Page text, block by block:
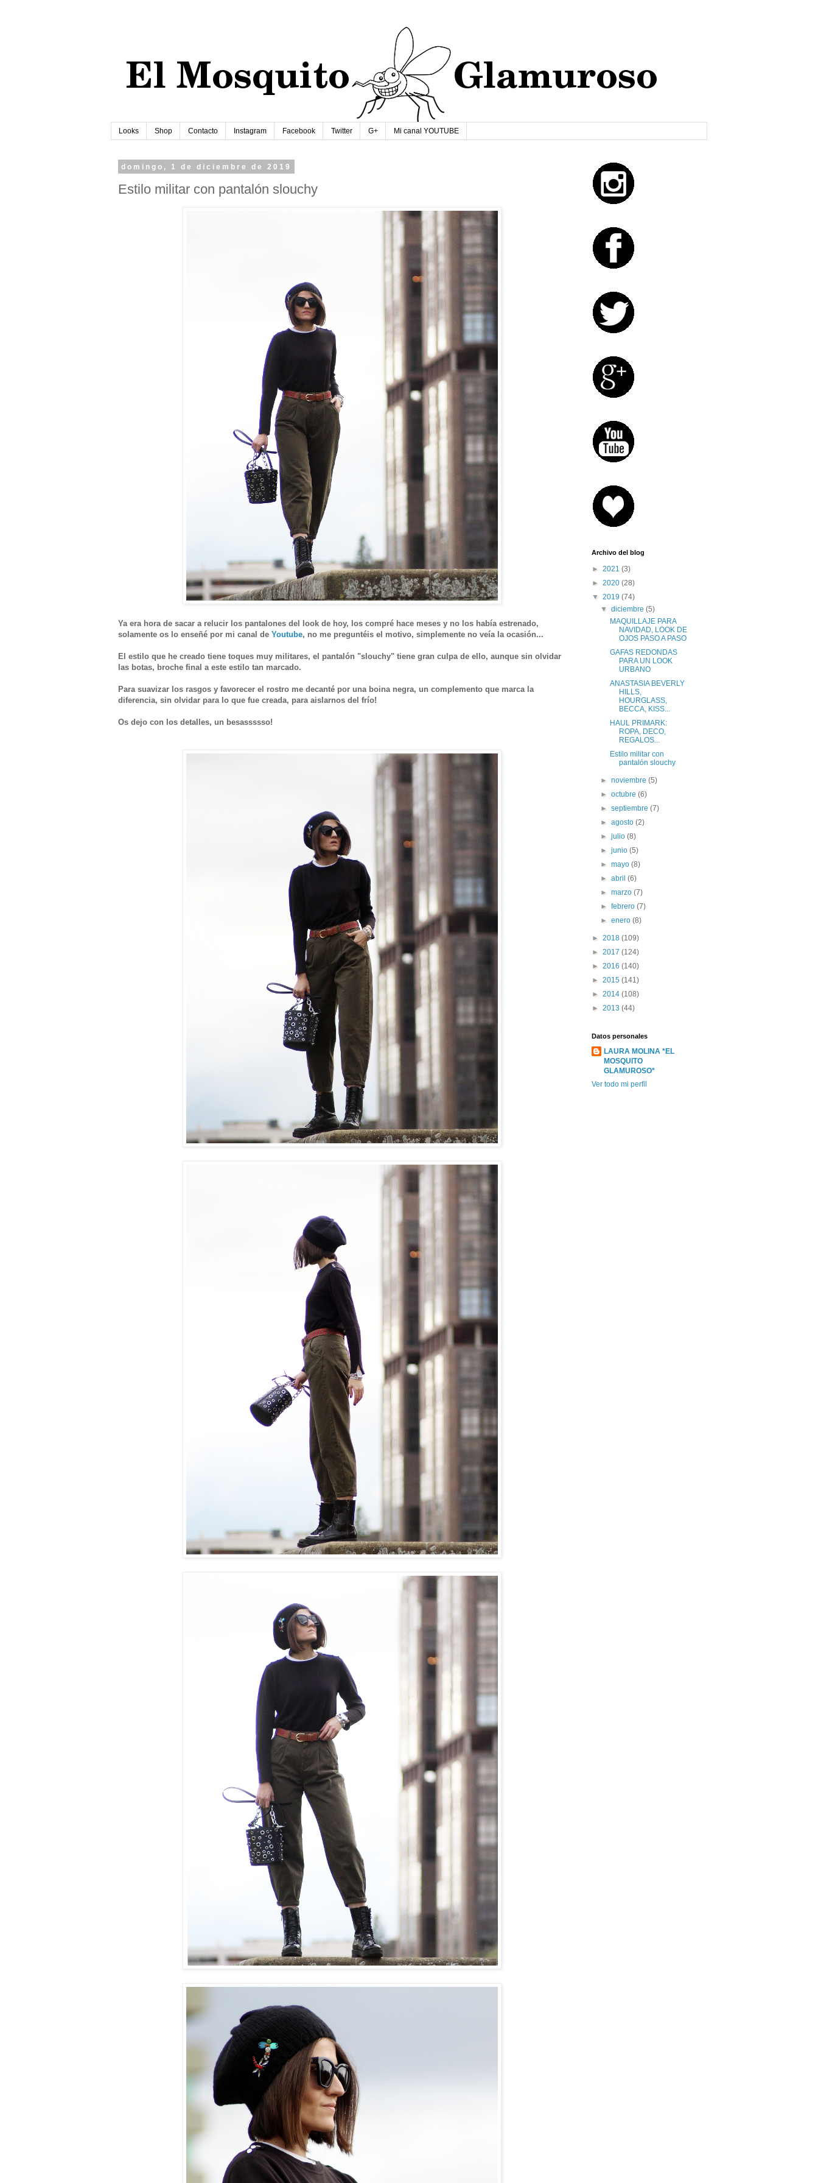
Looks Shop Contacto Instagram Facebook Twitter G+ Mi canal YOUTUBE
domingo, 1 de diciembre de 2019
Estilo militar con pantalón slouchy
Ya era hora de sacar a relucir los pantalones del look de hoy, los compré hace meses y no los había estrenado,
solamente os lo enseñé por mi canal de Youtube, no me preguntéis el motivo, simplemente no veía la ocasión...
El estilo que he creado tiene toques muy militares, el pantalón "slouchy" tiene gran culpa de ello, aunque sin olvidar
las botas, broche final a este estilo tan marcado.
Para suavizar los rasgos y favorecer el rostro me decanté por una boina negra, un complemento que marca la
diferencia, sin olvidar para lo que fue creada, para aislarnos del frío!
Os dejo con los detalles, un besassssso!
Archivo del blog
► 2021 (3)
► 2020 (28)
▼ 2019 (74)
▼diciembre(5)
MAQUILLAJE PARA
NAVIDAD, LOOK DE
OJOS PASO A PASO
GAFAS REDONDAS
PARA UN LOOK
URBANO
ANASTASIA BEVERLY
HILLS,
HOURGLASS,
BECCA, KISS...
HAUL PRIMARK:
ROPA, DECO,
REGALOS...
Estilo militar con
pantalón slouchy
►noviembre(5)
►octubre(6)
►septiembre(7)
►agosto(2)
►julio(8)
►junio(5)
►mayo(8)
►abril(6)
►marzo(7)
►febrero(7)
►enero(8)
► 2018 (109)
► 2017 (124)
► 2016 (140)
► 2015 (141)
► 2014 (108)
► 2013 (44)
Datos personales
LAURA MOLINA *EL
MOSQUITO
GLAMUROSO*
Ver todo mi perfil